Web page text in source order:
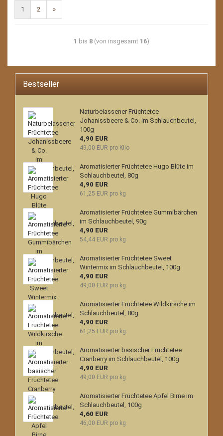
1 2 »
1 bis 8 (von insgesamt 16)
Bestseller
Naturbelassener Früchtetee
Johanissbeere & Co. im Schlauchbeutel,
100g
4,90 EUR
49,00 EUR pro Kilo
Aromatisierter Früchtetee Hugo Blüte im
Schlauchbeutel, 80g
4,90 EUR
61,25 EUR pro kg
Aromatisierter Früchtetee Gummibärchen
im Schlauchbeutel, 90g
4,90 EUR
54,44 EUR pro kg
Aromatisierter Früchtetee Sweet
Wintermix im Schlauchbeutel, 100g
4,90 EUR
49,00 EUR pro kg
Aromatisierter Früchtetee Wildkirsche im
Schlauchbeutel, 80g
4,90 EUR
61,25 EUR pro kg
Aromatisierter basischer Früchtetee
Cranberry im Schlauchbeutel, 100g
4,90 EUR
49,00 EUR pro kg
Aromatisierter Früchtetee Apfel Birne im
Schlauchbeutel, 100g
4,60 EUR
46,00 EUR pro kg